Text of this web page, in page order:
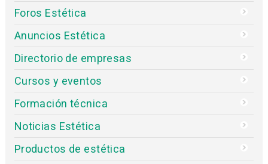
Foros Estética
Anuncios Estética
Directorio de empresas
Cursos y eventos
Formación técnica
Noticias Estética
Productos de estética